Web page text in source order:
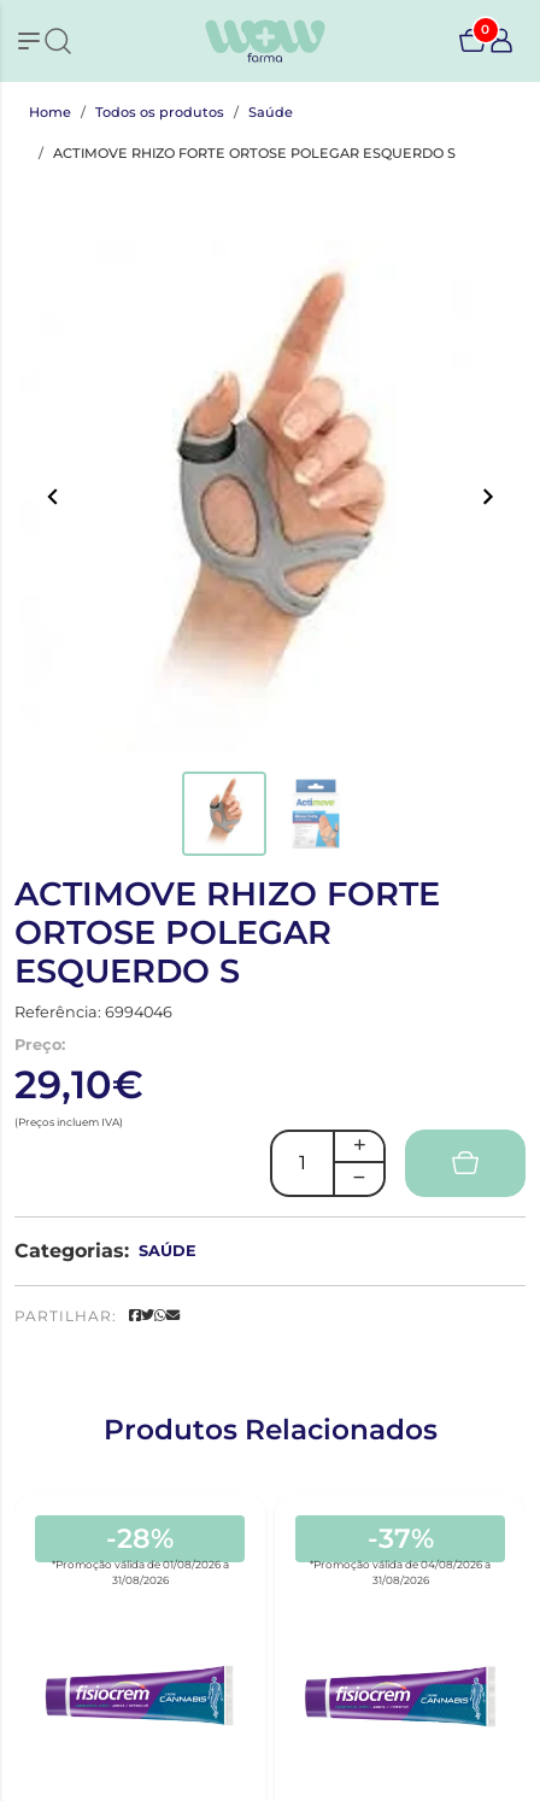
0
Home Todos os produtos Saúde
ACTIMOVE RHIZO FORTE ORTOSE POLEGAR ESQUERDO S
ACTIMOVE RHIZO FORTE
ORTOSE POLEGAR
ESQUERDO S
Referência: 6994046
Preço:
29,10€
(Preços incluem IVA)
Categorias: SAÚDE
PARTILHAR:
Produtos Relacionados
-28%
*Promoção válida de 01/08/2026 a
31/08/2026
-37%
*Promoção válida de 04/08/2026 a
31/08/2026